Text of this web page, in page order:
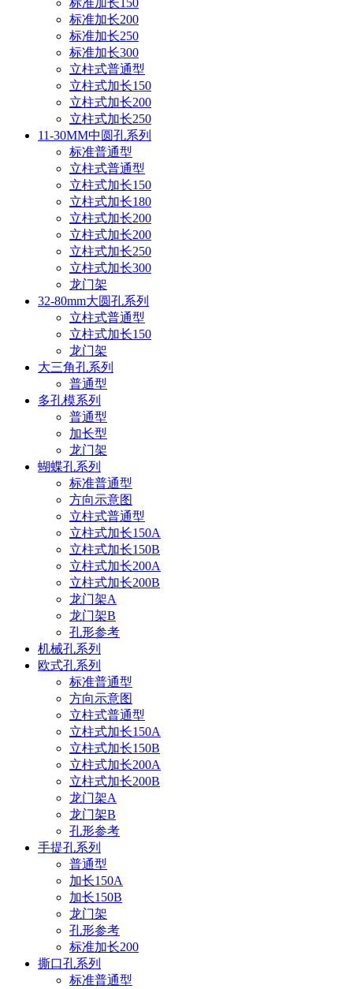
标准加长150
标准加长200
标准加长250
标准加长300
立柱式普通型
立柱式加长150
立柱式加长200
立柱式加长250
11-30MM中圆孔系列
标准普通型
立柱式普通型
立柱式加长150
立柱式加长180
立柱式加长200
立柱式加长200
立柱式加长250
立柱式加长300
龙门架
32-80mm大圆孔系列
立柱式普通型
立柱式加长150
龙门架
大三角孔系列
普通型
多孔模系列
普通型
加长型
龙门架
蝴蝶孔系列
标准普通型
方向示意图
立柱式普通型
立柱式加长150A
立柱式加长150B
立柱式加长200A
立柱式加长200B
龙门架A
龙门架B
孔形参考
机械孔系列
欧式孔系列
标准普通型
方向示意图
立柱式普通型
立柱式加长150A
立柱式加长150B
立柱式加长200A
立柱式加长200B
龙门架A
龙门架B
孔形参考
手提孔系列
普通型
加长150A
加长150B
龙门架
孔形参考
标准加长200
撕口孔系列
标准普通型